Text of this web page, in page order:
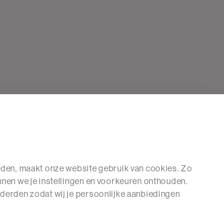
maakt onze website gebruik van cookies. Zo
we je instellingen en voorkeuren onthouden.
zodat wij je persoonlijke aanbiedingen